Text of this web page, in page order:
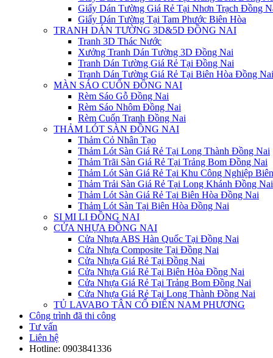
Giấy Dán Tường Giá Rẻ Tại Nhơn Trạch Đồng
Giấy Dán Tường Tại Tam Phước Biên Hòa
TRANH DÁN TƯỜNG 3D&5D ĐỒNG NAI
Tranh 3D Thác Nước
Xưởng Tranh Dán Tường 3D Đồng Nai
Tranh Dán Tường Giá Rẻ Tại Đồng Nai
Tranh Dán Tường Giá Rẻ Tại Biên Hòa Đồng Nai
MÀN SÁO CUỐN ĐỒNG NAI
Rèm Sáo Gỗ Đồng Nai
Rèm Sáo Nhôm Đồng Nai
Rèm Cuốn Tranh Đồng Nai
THẢM LÓT SÀN ĐỒNG NAI
Thảm Cỏ Nhân Tạo
Thảm Lót Sàn Giá Rẻ Tại Long Thành Đồng Nai
Thảm Trãi Sàn Giá Rẻ Tại Trảng Bom Đồng Nai
Thảm Lót Sàn Giá Rẻ Tại Khu Công Nghiệp
Thảm Trải Sàn Giá Rẻ Tại Long Khánh Đồng Nai
Thảm Lót Sàn Giá Rẻ Tại Biên Hòa Đồng Nai
Thảm Lót Sàn Tại Biên Hòa Đồng Nai
SI MI LI ĐỒNG NAI
CỬA NHỰA ĐỒNG NAI
Cửa Nhựa ABS Hàn Quốc Tại Đồng Nai
Cửa Nhựa Composite Tại Đồng Nai
Cửa Nhựa Giá Rẻ Tại Đồng Nai
Cửa Nhựa Giá Rẻ Tại Biên Hòa Đồng Nai
Cửa Nhựa Giá Rẻ Tại Trảng Bom Đồng Nai
Cửa Nhựa Giá Rẻ Tại Long Thành Đồng Nai
TỦ LAVABO TÂN CỔ ĐIỂN NAM PHƯƠNG
Công trình đã thi công
Tư vấn
Liên hệ
Hotline: 0903841336